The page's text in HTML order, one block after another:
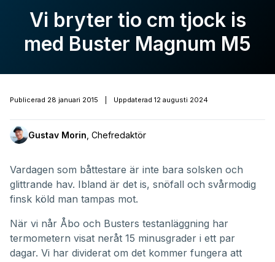
Vi bryter tio cm tjock is
med Buster Magnum M5
Publicerad 28 januari 2015 Uppdaterad 12 augusti 2024
Gustav Morin Chefredaktör
Vardagen som båttestare är inte bara solsken och
glittrande hav. Ibland är det is, snöfall och svårmodig
finsk köld man tampas mot.
När vi når Åbo och Busters testanläggning har
termometern visat neråt 15 minusgrader i ett par
dagar. Vi har dividerat om det kommer fungera att